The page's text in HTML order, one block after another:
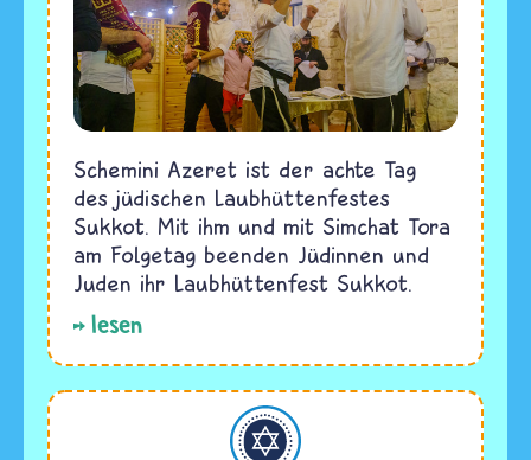
Schemini Azeret ist der achte Tag
des jüdischen Laubhüttenfestes
Sukkot. Mit ihm und mit Simchat Tora
am Folgetag beenden Jüdinnen und
Juden ihr Laubhüttenfest Sukkot.
lesen
Judentum